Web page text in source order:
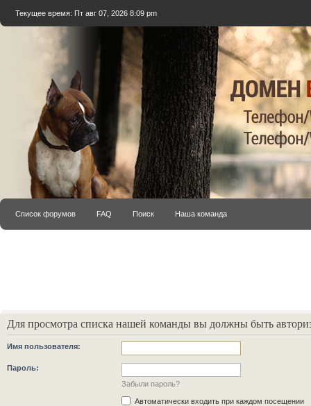
Текущее время: Пт авг 07, 2026 8:09 pm
Список форумов FAQ Поиск Наша команда
Для просмотра списка нашей команды вы должны быть
Имя пользователя:
Пароль:
Забыли пароль?
Автоматически входить при каждом посещении